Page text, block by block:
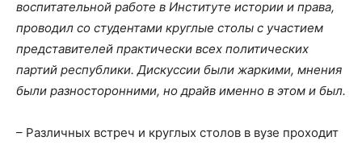
воспитательной работе в Институте истории и права,
проводил со студентами круглые столы с участием
представителей практически всех политических
партий республики. Дискуссии были жаркими, мнения
были разносторонними, но драйв именно в этом и был.
– Различных встреч и круглых столов в вузе проходит